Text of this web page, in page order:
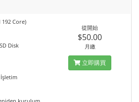
192 Core)
Disk
從開始
$50.00
月繳
立即購買